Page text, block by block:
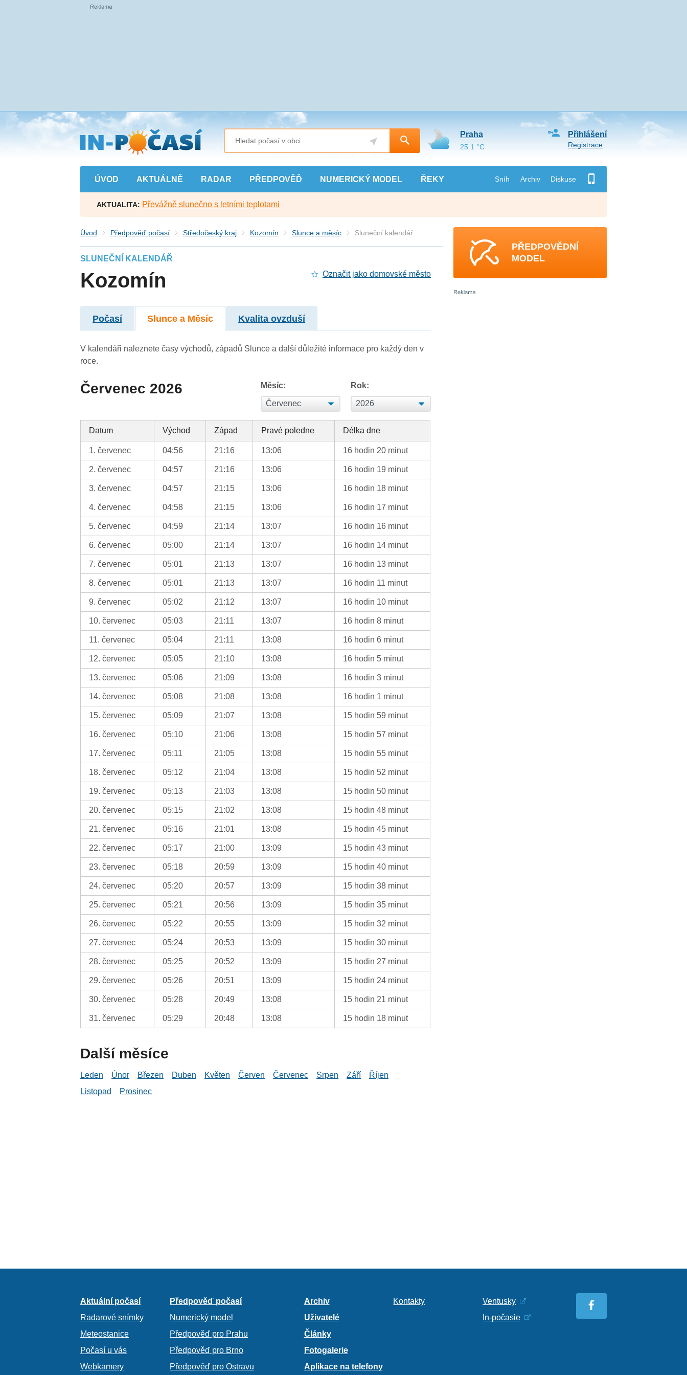
Přejít
na
hlavní
obsah
ÚVOD AKTUÁLNĚ RADAR PŘEDPOVĚĎ NUMERICKÝ MODEL ŘEKY Sníh Archiv Diskuse
Přihlášení
Registrace
Praha
25.1 °C
AKTUALITA: Převážně slunečno s letními teplotami
Úvod Předpověď počasí Středočeský kraj Kozomín Slunce a měsíc Sluneční kalendář
SLUNEČNÍ KALENDÁŘ
Kozomín Označit jako domovské město
Počasí Slunce a Měsíc Kvalita ovzduší
V kalendáři naleznete časy východů, západů Slunce a další důležité informace pro každý den v
roce.
Červenec 2026 Měsíc: Rok:
Datum Východ Západ Pravé poledne Délka dne
1. červenec 04:56 21:16 13:06 16 hodin 20 minut
2. červenec 04:57 21:16 13:06 16 hodin 19 minut
3. červenec 04:57 21:15 13:06 16 hodin 18 minut
4. červenec 04:58 21:15 13:06 16 hodin 17 minut
5. červenec 04:59 21:14 13:07 16 hodin 16 minut
6. červenec 05:00 21:14 13:07 16 hodin 14 minut
7. červenec 05:01 21:13 13:07 16 hodin 13 minut
8. červenec 05:01 21:13 13:07 16 hodin 11 minut
9. červenec 05:02 21:12 13:07 16 hodin 10 minut
10. červenec 05:03 21:11 13:07 16 hodin 8 minut
11. červenec 05:04 21:11 13:08 16 hodin 6 minut
12. červenec 05:05 21:10 13:08 16 hodin 5 minut
13. červenec 05:06 21:09 13:08 16 hodin 3 minut
14. červenec 05:08 21:08 13:08 16 hodin 1 minut
15. červenec 05:09 21:07 13:08 15 hodin 59 minut
16. červenec 05:10 21:06 13:08 15 hodin 57 minut
17. červenec 05:11 21:05 13:08 15 hodin 55 minut
18. červenec 05:12 21:04 13:08 15 hodin 52 minut
19. červenec 05:13 21:03 13:08 15 hodin 50 minut
20. červenec 05:15 21:02 13:08 15 hodin 48 minut
21. červenec 05:16 21:01 13:08 15 hodin 45 minut
22. červenec 05:17 21:00 13:09 15 hodin 43 minut
23. červenec 05:18 20:59 13:09 15 hodin 40 minut
24. červenec 05:20 20:57 13:09 15 hodin 38 minut
25. červenec 05:21 20:56 13:09 15 hodin 35 minut
26. červenec 05:22 20:55 13:09 15 hodin 32 minut
27. červenec 05:24 20:53 13:09 15 hodin 30 minut
28. červenec 05:25 20:52 13:09 15 hodin 27 minut
29. červenec 05:26 20:51 13:09 15 hodin 24 minut
30. červenec 05:28 20:49 13:08 15 hodin 21 minut
31. červenec 05:29 20:48 13:08 15 hodin 18 minut
Další měsíce
Leden Únor Březen Duben Květen Červen Červenec Srpen Září
Říjen
Listopad
Prosinec
PŘEDPOVĚDNÍ
MODEL
Aktuální počasí
Radarové snímky
Meteostanice
Počasí u vás
Webkamery
Předpověď počasí
Numerický model
Předpověď pro Prahu
Předpověď pro Brno
Předpověď pro Ostravu
Archiv
Uživatelé
Články
Fotogalerie
Aplikace na telefony
Kontakty
Ventusky
In-počasie